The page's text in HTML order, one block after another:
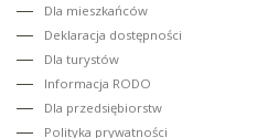
Dla mieszkańców
Deklaracja dostępności
Dla turystów
Informacja RODO
Dla przedsiębiorstw
Polityka prywatności